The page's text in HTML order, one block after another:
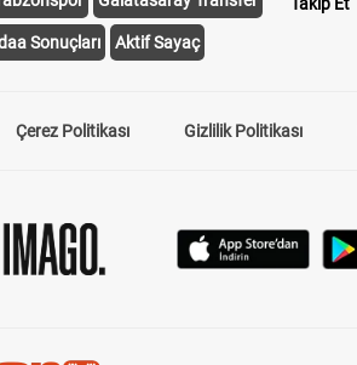
Sonuçları Aktif Sayaç
Çerez Politikası Gizlilik Politikası